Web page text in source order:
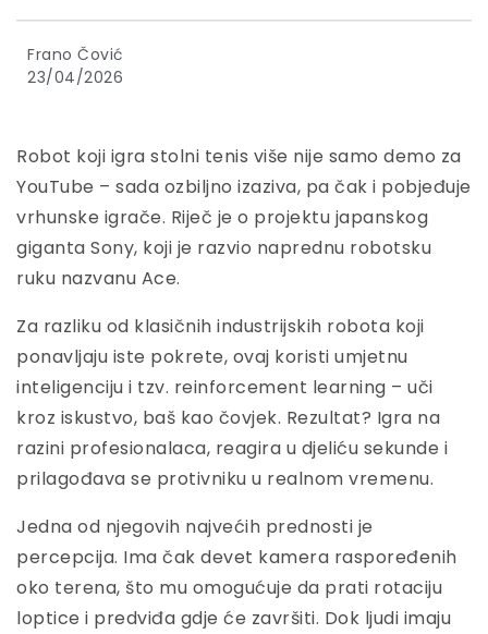
Frano Čović
23/04/2026
Robot koji igra stolni tenis više nije samo demo za
YouTube – sada ozbiljno izaziva, pa čak i pobjeđuje
vrhunske igrače. Riječ je o projektu japanskog
giganta Sony, koji je razvio naprednu robotsku
ruku nazvanu Ace.
Za razliku od klasičnih industrijskih robota koji
ponavljaju iste pokrete, ovaj koristi umjetnu
inteligenciju i tzv. reinforcement learning – uči
kroz iskustvo, baš kao čovjek. Rezultat? Igra na
razini profesionalaca, reagira u djeliću sekunde i
prilagođava se protivniku u realnom vremenu.
Jedna od njegovih najvećih prednosti je
percepcija. Ima čak devet kamera raspoređenih
oko terena, što mu omogućuje da prati rotaciju
loptice i predviđa gdje će završiti. Dok ljudi imaju